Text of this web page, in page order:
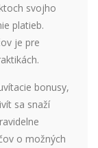
svojho
platieb.
je pre
bonusy,
sa snaží
o možných